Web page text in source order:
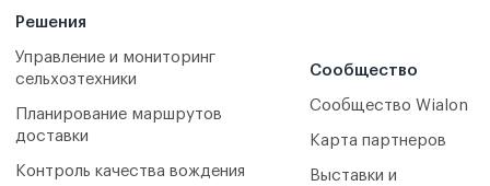
Решения
Управление и мониторинг
сельхозтехники
Планирование маршрутов
доставки
Контроль качества вождения
Сообщество
Сообщество Wialon
Карта партнеров
Выставки и